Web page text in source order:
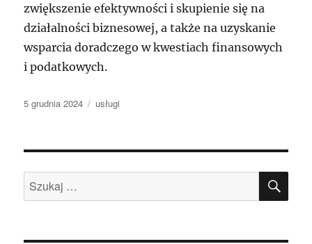
zwiększenie efektywności i skupienie się na
działalności biznesowej, a także na uzyskanie
wsparcia doradczego w kwestiach finansowych
i podatkowych.
Data
5 grudnia 2024 Kategorie
usługi
Szukaj: